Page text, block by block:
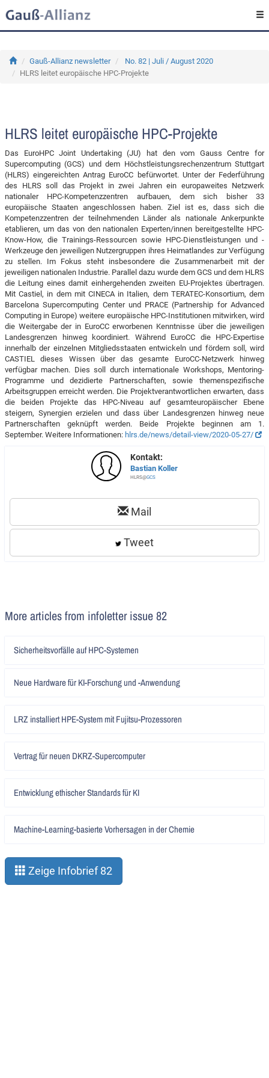
Gauß-Allianz newsletter
No. 82 | Juli / August 2020
HLRS leitet europäische HPC-Projekte
HLRS leitet europäische HPC-Projekte
Das EuroHPC Joint Undertaking (JU) hat den vom Gauss Centre for
Supercomputing (GCS) und dem Höchstleistungsrechenzentrum Stuttgart
(HLRS) eingereichten Antrag EuroCC befürwortet. Unter der Federführung
des HLRS soll das Projekt in zwei Jahren ein europaweites Netzwerk
nationaler HPC-Kompetenzzentren aufbauen, dem sich bisher 33
europäische Staaten angeschlossen haben. Ziel ist es, dass sich die
Kompetenzzentren der teilnehmenden Länder als nationale Ankerpunkte
etablieren, um das von den nationalen Experten/innen bereitgestellte HPC-
Know-How, die Trainings-Ressourcen sowie HPC-Dienstleistungen und -
Werkzeuge den jeweiligen Nutzergruppen ihres Heimatlandes zur Verfügung
zu stellen. Im Fokus steht insbesondere die Zusammenarbeit mit der
jeweiligen nationalen Industrie. Parallel dazu wurde dem GCS und dem HLRS
die Leitung eines damit einhergehenden zweiten EU-Projektes übertragen.
Mit Castiel, in dem mit CINECA in Italien, dem TERATEC-Konsortium, dem
Barcelona Supercomputing Center und PRACE (Partnership for Advanced
Computing in Europe) weitere europäische HPC-Institutionen mitwirken, wird
die Weitergabe der in EuroCC erworbenen Kenntnisse über die jeweiligen
Landesgrenzen hinweg koordiniert. Während EuroCC die HPC-Expertise
innerhalb der einzelnen Mitgliedsstaaten entwickeln und fördern soll, wird
CASTIEL dieses Wissen über das gesamte EuroCC-Netzwerk hinweg
verfügbar machen. Dies soll durch internationale Workshops, Mentoring-
Programme und dezidierte Partnerschaften, sowie themenspezifische
Arbeitsgruppen erreicht werden. Die Projektverantwortlichen erwarten, dass
die beiden Projekte das HPC-Niveau auf gesamteuropäischer Ebene
steigern, Synergien erzielen und dass über Landesgrenzen hinweg neue
Partnerschaften geknüpft werden. Beide Projekte beginnen am 1.
September. Weitere Informationen: hlrs.de/news/detail-view/2020-05-27/
Kontakt:
Bastian Koller
HLRS@GCS
Mail
Tweet
More articles from infoletter issue 82
Sicherheitsvorfälle auf HPC-Systemen
Neue Hardware für KI-Forschung und -Anwendung
LRZ installiert HPE-System mit Fujitsu-Prozessoren
Vertrag für neuen DKRZ-Supercomputer
Entwicklung ethischer Standards für KI
Machine-Learning-basierte Vorhersagen in der Chemie
Zeige Infobrief 82